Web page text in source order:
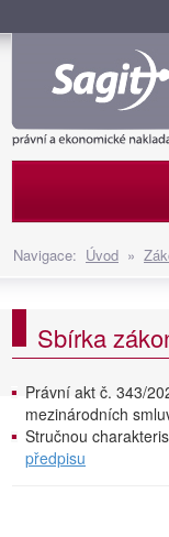
Navigace: Úvod »
Sbírka
Právní akt č. 343/
mezinárodních
Stručnou
předpisu